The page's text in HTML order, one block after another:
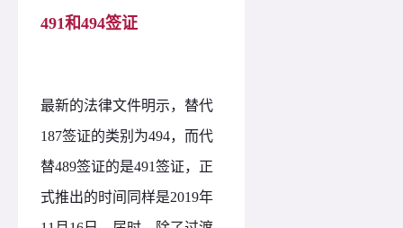
491和494签证
最新的法律文件明示，替代
187签证的类别为494，而代
替489签证的是491签证，正
式推出的时间同样是2019年